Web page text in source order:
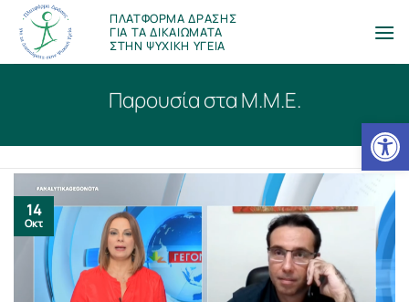
Μετάβαση
στο
περιεχόμενο
ΠΛΑΤΦΟΡΜΑ ΔΡΑΣΗΣ
ΓΙΑ ΤΑ ΔΙΚΑΙΩΜΑΤΑ
ΣΤΗΝ ΨΥΧΙΚΗ ΥΓΕΙΑ
Παρουσία στα Μ.Μ.Ε.
14
Οκτ